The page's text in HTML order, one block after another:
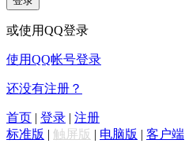
或使用QQ登录
使用QQ帐号登录
还没有注册？
首页 | 登录 | 注册
标准版 | 触屏版 | 电脑版 | 客户端